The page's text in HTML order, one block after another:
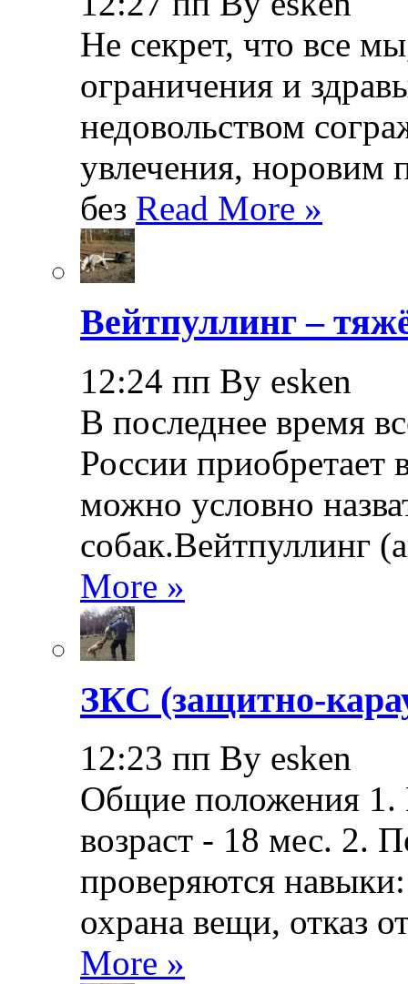
Не секрет, что все
ограничения и
недовольством
увлечения, норовим
без Read More »
Вейтпуллинг –
12:24 пп By esken
В последнее время
России приобретает
можно условно
собак.Вейтпуллинг
More »
ЗКС (защитно-
12:23 пп By esken
Общие положения
возраст - 18 мес. 2.
проверяются
охрана вещи, отказ
More »